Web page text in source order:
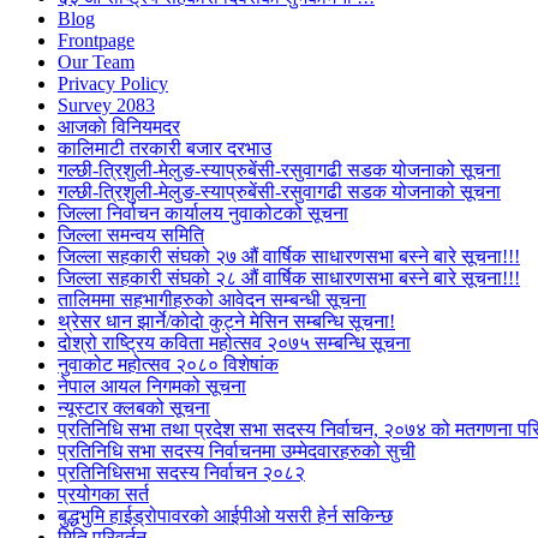
Blog
Frontpage
Our Team
Privacy Policy
Survey 2083
आजकाे विनियमदर
कालिमाटी तरकारी बजार दरभाउ
गल्छी-त्रिशुली-मेलुङ-स्याप्रुबेंसी-रसुवागढी सडक योजनाको सूचना
गल्छी-त्रिशुली-मेलुङ-स्याप्रुबेंसी-रसुवागढी सडक योजनाको सूचना
जिल्ला निर्वाचन कार्यालय नुवाकोटको सूचना
जिल्ला समन्वय समिति
जिल्ला सहकारी संघको २७ औं वार्षिक साधारणसभा बस्ने बारे सूचना!!!
जिल्ला सहकारी संघको २८ औं वार्षिक साधारणसभा बस्ने बारे सूचना!!!
तालिममा सहभागीहरुको आवेदन सम्बन्धी सूचना
थ्रेसर धान झार्ने/काेदाे कुट्ने मेसिन सम्बन्धि सूचना!
दोश्रो राष्ट्रिय कविता महोत्सव २०७५ सम्बन्धि सूचना
नुवाकोट महोत्सव २०८० विशेषांक
नेपाल आयल निगमको सूचना
न्यूस्टार क्लबको सूचना
प्रतिनिधि सभा तथा प्रदेश सभा सदस्य निर्वाचन, २०७४ को मतगणना
प्रतिनिधि सभा सदस्य निर्वाचनमा उम्मेदवारहरुको सुची
प्रतिनिधिसभा सदस्य निर्वाचन २०८२
प्रयोगका सर्त
बुद्धभुमि हाईड्रोपावरको आईपीओ यसरी हेर्न सकिन्छ